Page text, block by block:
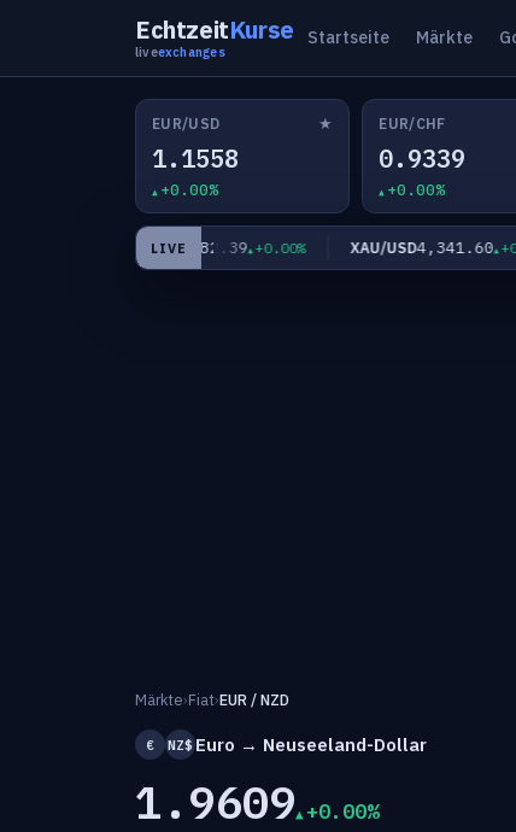
EchtzeitKurse
liveexchanges
Startseite Märkte
EUR/USD ★
1.1558
+0.00%
EUR/CHF
0.9339
+0.00%
LIVE
EUR/JPY182.39 +0.00% XAU/USD4,341.60
Märkte›Fiat›EUR / NZD
€ NZ$ Euro → Neuseeland-Dollar
1.9609 +0.00%